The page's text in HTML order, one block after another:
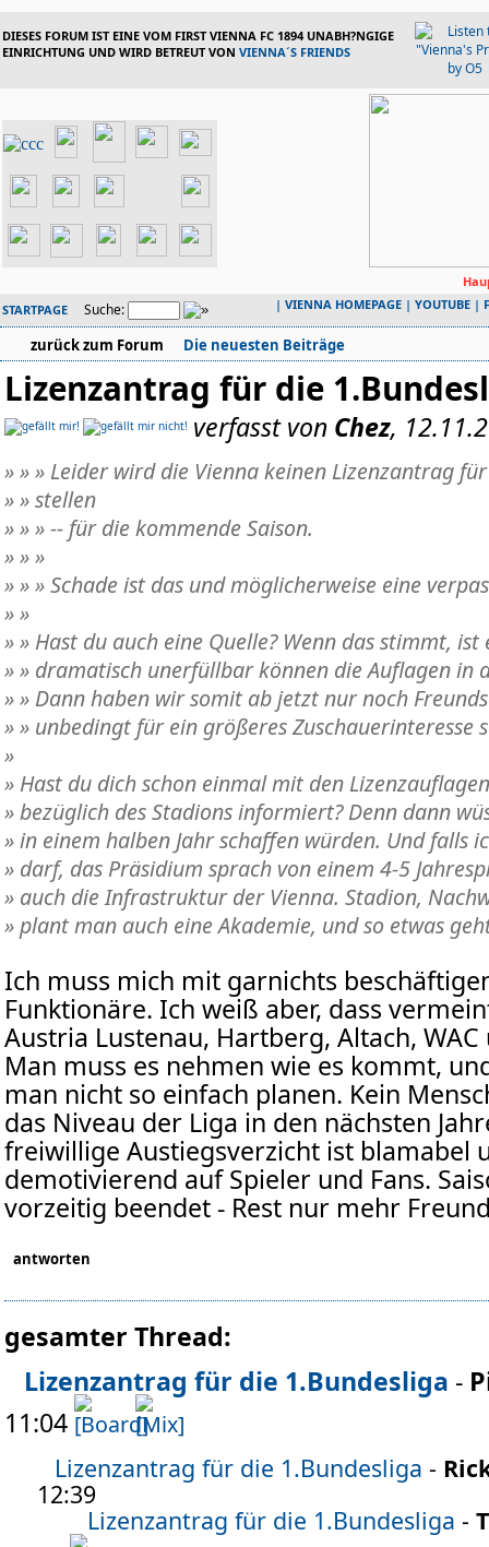
DIESES FORUM IST EINE VOM FIRST VIENNA FC 1894 UNABH?NGIGE
EINRICHTUNG UND WIRD BETREUT VON VIENNA´S FRIENDS
STARTPAGE
Suche: | VIENNA HOMEPAGE | YOUTUBE |
zurück zum Forum Die neuesten Beiträge
Lizenzantrag für die
verfasst von Chez,
» » » Leider wird die Vienna keinen Lizenzantrag
» » stellen
» » » -- für die kommende Saison.
» » »
» » » Schade ist das und möglicherweise eine
» »
» » Hast du auch eine Quelle? Wenn das stimmt, ist
» » dramatisch unerfüllbar können die Auflagen in
» » Dann haben wir somit ab jetzt nur noch
» » unbedingt für ein größeres Zuschauerinteresse
»
» Hast du dich schon einmal mit den
» bezüglich des Stadions informiert? Denn dann
» in einem halben Jahr schaffen würden. Und falls
» darf, das Präsidium sprach von einem 4-5
» auch die Infrastruktur der Vienna. Stadion,
» plant man auch eine Akademie, und so etwas
Ich muss mich mit garnichts
Funktionäre. Ich weiß aber, dass
Austria Lustenau, Hartberg, Altach,
Man muss es nehmen wie es kommt,
man nicht so einfach planen. Kein
das Niveau der Liga in den nächsten
freiwillige Austiegsverzicht ist blamabel
demotivierend auf Spieler und Fans.
vorzeitig beendet - Rest nur mehr
antworten
gesamter Thread:
Lizenzantrag für die 1.Bundesliga -
11:04
Lizenzantrag für die 1.Bundesliga -
12:39
Lizenzantrag für die 1.Bundesliga -